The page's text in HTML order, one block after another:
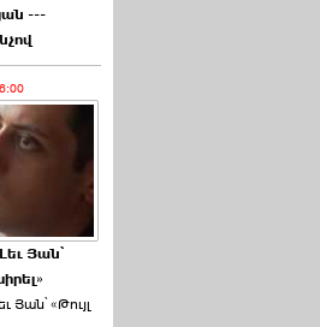
---
Յան՝
Յան՝ «Թույլ